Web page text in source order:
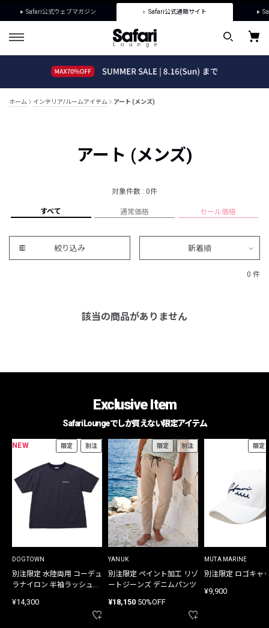
Safari公式ウェブマガジン Safari公式通販サイト
ホーム インテリア/ルームアイテム アート (メンズ)
アート (メンズ)
対象件数 : 0件
すべて 通常価格 セール価格
絞り込み 新着順
0 件
該当の商品がありません
Exclusive Item
Safari Loungeでしか買えない限定アイテム
NEW 限定 別注
DOGTOWN
別注限定 水陸両用 コーデュ
ラナイロン 半袖ラッシュガ
¥14,300
限定 別注
YANUK
別注限定 ペイント加工 リゾ
ートジーンズ デニムパンツ
¥18,150 50%OFF
限定
MUTA MARINE
別注限定 ロゴキャ
¥9,900